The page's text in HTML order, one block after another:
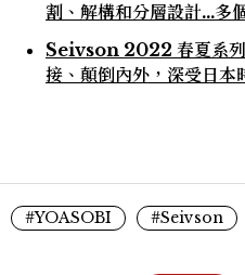
割、解構和分層設計...多
Seivson 2022 春夏系列
接、顛倒內外，深受日本
#YOASOBI #Seivson